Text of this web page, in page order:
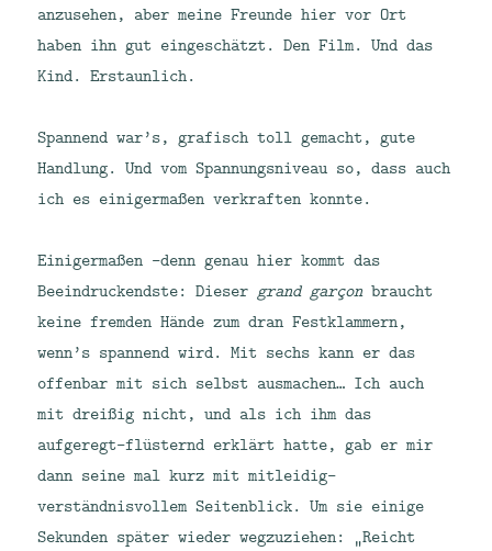
anzusehen, aber meine Freunde hier vor Ort
haben ihn gut eingeschätzt. Den Film. Und das
Kind. Erstaunlich.
Spannend war’s, grafisch toll gemacht, gute
Handlung. Und vom Spannungsniveau so, dass auch
ich es einigermaßen verkraften konnte.
Einigermaßen -denn genau hier kommt das
Beeindruckendste: Dieser grand garçonbraucht
keine fremden Hände zum dran Festklammern,
wenn’s spannend wird. Mit sechs kann er das
offenbar mit sich selbst ausmachen… Ich auch
mit dreißig nicht, und als ich ihm das
aufgeregt-flüsternd erklärt hatte, gab er mir
dann seine mal kurz mit mitleidig-
verständnisvollem Seitenblick. Um sie einige
Sekunden später wieder wegzuziehen: „Reicht